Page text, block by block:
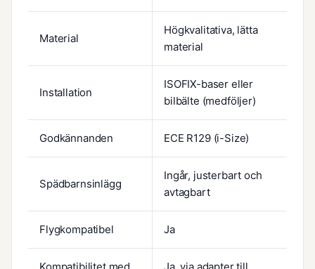
Material
Högkvalitativa, lätta
material
Installation
ISOFIX-baser eller
bilbälte (medföljer)
Godkännanden ECE R129 (i-Size)
Spädbarnsinlägg
Ingår, justerbart och
avtagbart
Flygkompatibel Ja